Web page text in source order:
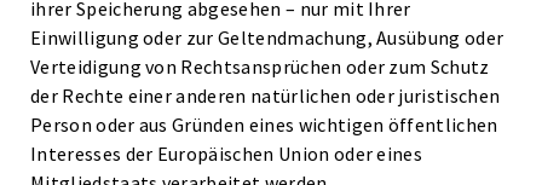
ihrer Speicherung abgesehen – nur mit Ihrer
Einwilligung oder zur Geltendmachung, Ausübung oder
Verteidigung von Rechtsansprüchen oder zum Schutz
der Rechte einer anderen natürlichen oder juristischen
Person oder aus Gründen eines wichtigen öffentlichen
Interesses der Europäischen Union oder eines